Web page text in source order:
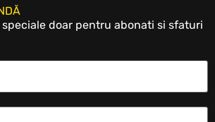
doar pentru abonati si sfaturi